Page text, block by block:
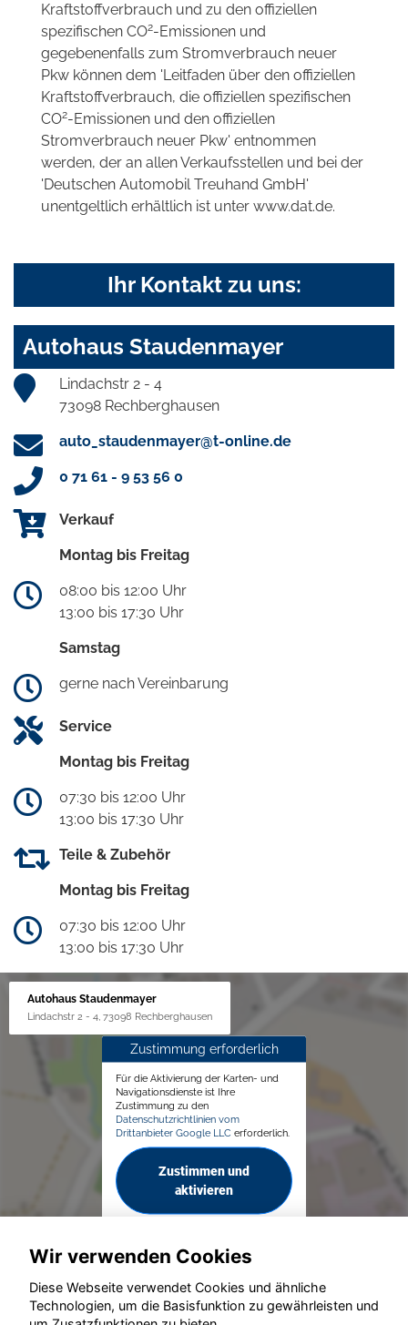
Kraftstoffverbrauch und zu den offiziellen
spezifischen CO2-Emissionen und
gegebenenfalls zum Stromverbrauch neuer
Pkw können dem 'Leitfaden über den offiziellen
Kraftstoffverbrauch, die offiziellen spezifischen
CO2-Emissionen und den offiziellen
Stromverbrauch neuer Pkw' entnommen
werden, der an allen Verkaufsstellen und bei der
'Deutschen Automobil Treuhand GmbH'
unentgeltlich erhältlich ist unter www.dat.de.
Ihr Kontakt zu uns:
Autohaus Staudenmayer
Lindachstr 2 - 4
73098 Rechberghausen
auto_staudenmayer@t-online.de
0 71 61 - 9 53 56 0
Verkauf
Montag bis Freitag
08:00 bis 12:00 Uhr
13:00 bis 17:30 Uhr
Samstag
gerne nach Vereinbarung
Service
Montag bis Freitag
07:30 bis 12:00 Uhr
13:00 bis 17:30 Uhr
Teile & Zubehör
Montag bis Freitag
07:30 bis 12:00 Uhr
13:00 bis 17:30 Uhr
Autohaus Staudenmayer
Lindachstr 2 - 4, 73098 Rechberghausen
Zustimmung erforderlich
Für die Aktivierung der Karten- und
Navigationsdienste ist Ihre
Zustimmung zu den
Datenschutzrichtlinien vom
Drittanbieter Google LLC erforderlich.
Zustimmen und
aktivieren
Wir verwenden Cookies
Diese Webseite verwendet Cookies und ähnliche
Technologien, um die Basisfunktion zu gewährleisten und